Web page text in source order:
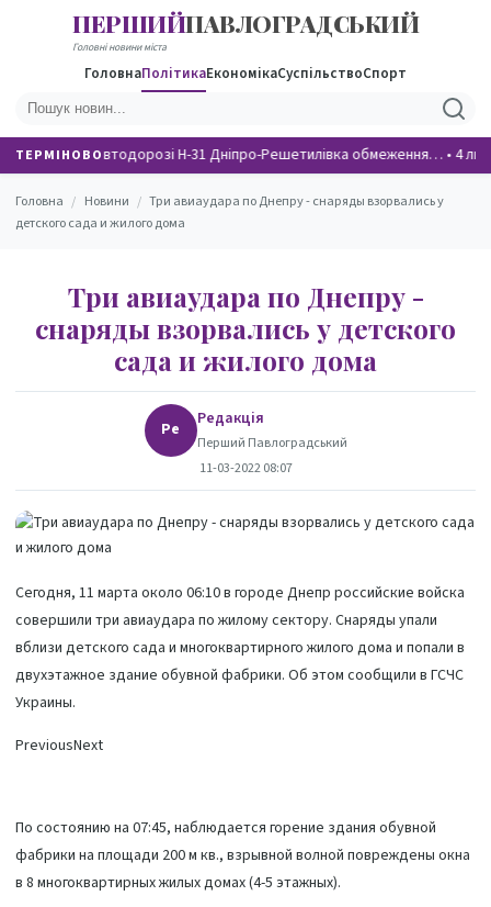
ПЕРШИЙПАВЛОГРАДСЬКИЙ
Головні новини міста
ГоловнаПолітикаЕкономікаСуспільствоСпорт
ТЕРМІНОВОНа автодорозі Н-31 Дніпро-Решетилівка обмеження… •4
Головна / Новини / Три авиаудара по Днепру - снаряды взорвались у
детского сада и жилого дома
Три авиаудара по Днепру -
снаряды взорвались у детского
сада и жилого дома
Ре Редакція
Перший Павлоградський
11-03-2022 08:07
Сегодня, 11 марта около 06:10 в городе Днепр российские войска
совершили три авиаудара по жилому сектору. Снаряды упали
вблизи детского сада и многоквартирного жилого дома и попали в
двухэтажное здание обувной фабрики. Об этом сообщили в ГСЧС
Украины.
PreviousNext
По состоянию на 07:45, наблюдается горение здания обувной
фабрики на площади 200 м кв., взрывной волной повреждены окна
в 8 многоквартирных жилых домах (4-5 этажных).